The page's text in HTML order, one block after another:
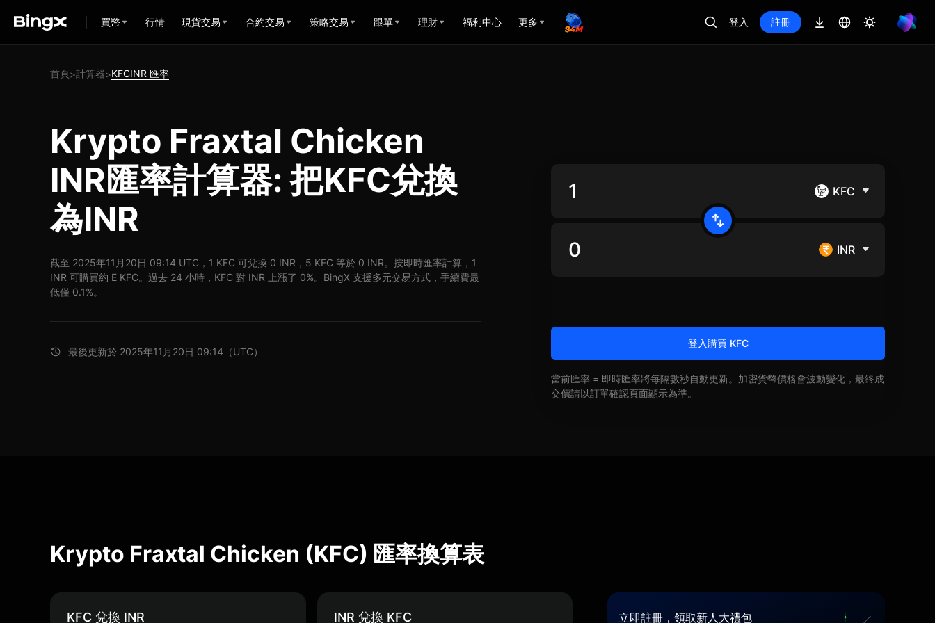
買幣 行情 現貨交易 合約交易 策略交易 跟單 理財 福利中心 更多 登入 註冊
首頁>計算器>KFCINR 匯率
Krypto Fraxtal Chicken
INR匯率計算器: 把KFC兌換
為INR
截至 2025年11月20日 09:14 UTC，1 KFC 可兌換 0 INR，5 KFC 等於 0 INR。按即時匯率計算，1
INR 可購買約 E KFC。過去 24 小時，KFC 對 INR 上漲了 0%。BingX 支援多元交易方式，手續費最
低僅 0.1%。
最後更新於 2025年11月20日 09:14（UTC）
KFC
INR
登入購買 KFC
當前匯率 = 即時匯率將每隔數秒自動更新。加密貨幣價格會波動變化，最終成
交價請以訂單確認頁面顯示為準。
Krypto Fraxtal Chicken (KFC) 匯率換算表
KFC 兌換 INR INR 兌換 KFC 立即註冊，領取新人大禮包